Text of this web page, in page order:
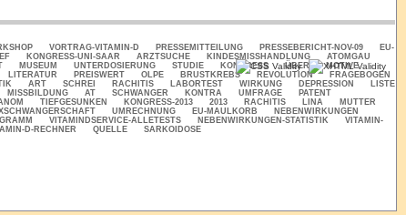
VORTRAG-VITAMIN-D PRESSEMITTEILUNG PRESSEBERICHT-NOV-09
EU-
KONGRESS-UNI-SAAR ARZTSUCHE KINDESMISSHANDLUNG
ATOMGAU
MUSEUM UNTERDOSIERUNG STUDIE KONGRESS ÜBER
MOTIVE
LITERATUR PREISWERT OLPE BRUSTKREBS REVOLUTION
FRAGEBOGEN
ART SCHREI RACHITIS LABORTEST WIRKUNG DEPRESSION
LISTE
MISSBILDUNG AT SCHWANGER KONTRA UMFRAGE
PATENT
TIEFGESUNKEN KONGRESS-2013 2013 RACHITIS LINA
MUTTER
UMRECHNUNG EU-MAULKORB
NEBENWIRKUNGEN
VITAMINDSERVICE-ALLETESTS NEBENWIRKUNGEN-STATISTIK
VITAMIN-
D-RECHNER QUELLE SARKOIDOSE